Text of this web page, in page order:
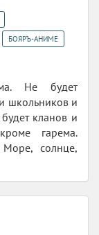
БОЯРЪ-АНИМЕ
Не будет
школьников и
кланов и
гарема.
солнце,